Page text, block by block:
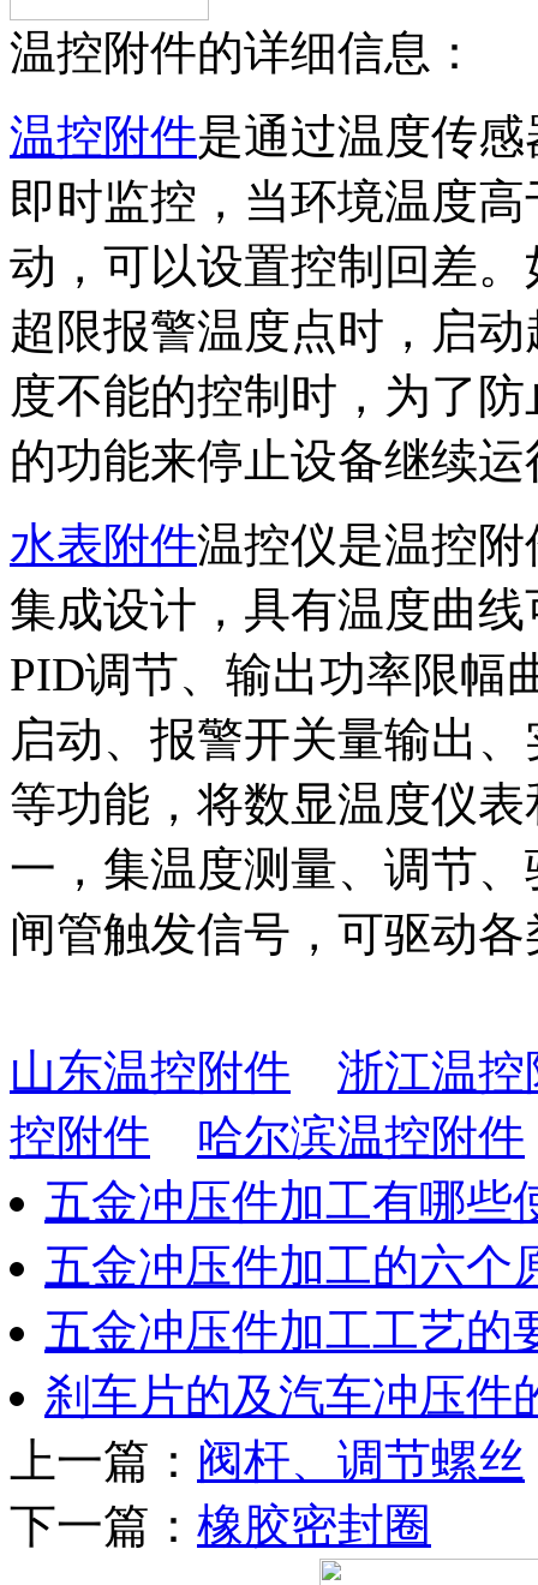
温控附件的详细信息：
温控附件是通过温度传
即时监控，当环境温度
动，可以设置控制回差
超限报警温度点时，启
度不能的控制时，为了
的功能来停止设备继续运
水表附件温控仪是温控
集成设计，具有温度曲
PID调节、输出功率限幅
启动、报警开关量输出
等功能，将数显温度仪
一，集温度测量、调节
闸管触发信号，可驱动
山东温控附件
浙江温控
控附件
哈尔滨温控附件
五金冲压件加工有哪些
五金冲压件加工的六个
五金冲压件加工工艺的
刹车片的及汽车冲压件
上一篇： 阀杆、调节螺丝
下一篇： 橡胶密封圈